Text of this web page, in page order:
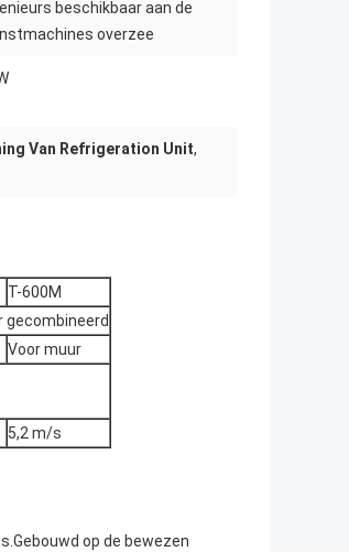
beschikbaar aan de
overzee
Van Refrigeration Unit,
T-600M
gecombineerd
Voor muur
5,2 m/s
op de bewezen